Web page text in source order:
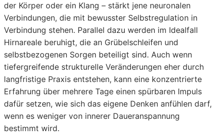
der Körper oder ein Klang – stärkt jene neuronalen
Verbindungen, die mit bewusster Selbstregulation in
Verbindung stehen. Parallel dazu werden im Idealfall
Hirnareale beruhigt, die an Grübelschleifen und
selbstbezogenen Sorgen beteiligt sind. Auch wenn
tiefergreifende strukturelle Veränderungen eher durch
langfristige Praxis entstehen, kann eine konzentrierte
Erfahrung über mehrere Tage einen spürbaren Impuls
dafür setzen, wie sich das eigene Denken anfühlen darf,
wenn es weniger von innerer Daueranspannung
bestimmt wird.